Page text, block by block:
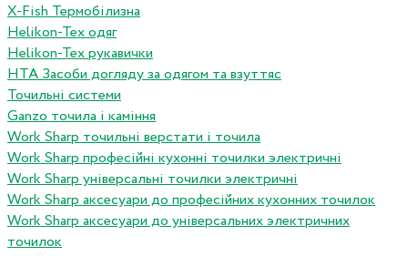
X-Fish Термобілизна
Helikon-Tex одяг
Helikon-Tex рукавички
HTA Засоби догляду за одягом та взуттяс
Точильні системи
Ganzo точила і каміння
Work Sharp точильні верстати і точила
Work Sharp професiйнi кухоннi точилки электричнi
Work Sharp унiверсальнi точилки электричнi
Work Sharp аксесуари до професiйних кухонних точилок
Work Sharp аксесуари до унiверсальних электричних
точилок